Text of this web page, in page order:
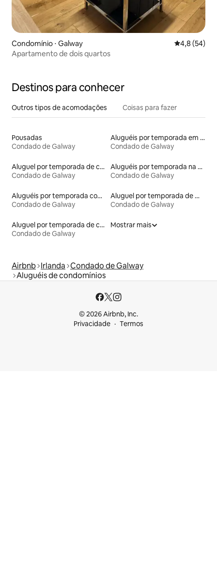
Condomínio ⋅ Galway 4,8 de uma
4,8 (54)
Apartamento de dois quartos
Destinos para conhecer
Outros tipos de acomodações Coisas para fazer
Pousadas
Condado de Galway
Aluguéis por temporada em albergue
Condado de Galway
Aluguel por temporada de castelos
Condado de Galway
Aluguéis por temporada na orla
Condado de Galway
Aluguéis por temporada com banheira de hidromassagem
Condado de Galway
Aluguel por temporada de microcasas
Condado de Galway
Aluguel por temporada de casas de hóspedes
Condado de Galway
Mostrar mais
Airbnb Irlanda Condado de Galway
Aluguéis de condomínios
© 2026 Airbnb, Inc.
Privacidade
Termos